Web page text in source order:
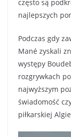
często są
najlepszych
Podczas gdy
Mané zyskali
występy
rozgrywkach
najwyższym
świadomość
piłkarskiej